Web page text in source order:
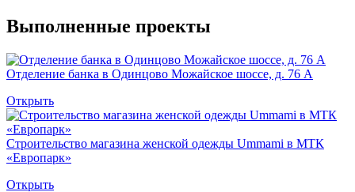
Выполненные проекты
Отделение банка в Одинцово Можайское шоссе, д. 76 А
Открыть
Строительство магазина женской одежды Ummami в МТК
«Европарк»
Открыть